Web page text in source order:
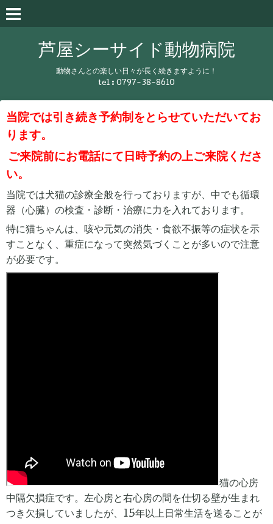
芦屋シーサイド動物病院
動物さんとの楽しい日々が長く続きますように！
tel : 0797-38-8610
当院では引き続き予約制をとらせていただいてお
ります。
ご来院前にお電話にて日時予約の上ご来院くださ
い。
当院では犬猫の診療全般を行っておりますが、中でも循環
器（心臓）の検査・診断・治療に力を入れております。
特に猫ちゃんは、咳や元気の消失・食欲不振等の症状を示
すことなく、重症になって突然気づくことが多いので注意
が必要です。
猫の心房
中隔欠損症です。左心房と右心房の間を仕切る壁が生まれ
つき欠損していましたが、15年以上日常生活を送ることが